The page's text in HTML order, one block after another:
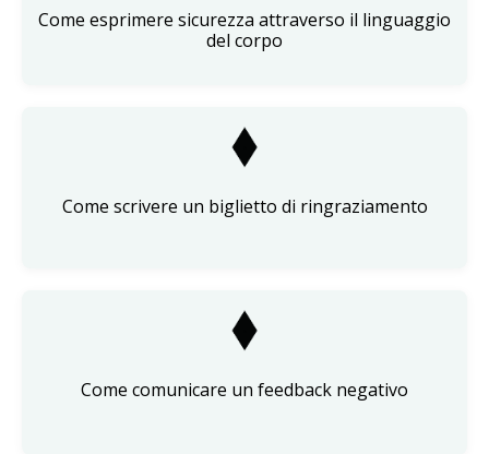
Come esprimere sicurezza attraverso il linguaggio
del corpo
Come scrivere un biglietto di ringraziamento
Come comunicare un feedback negativo